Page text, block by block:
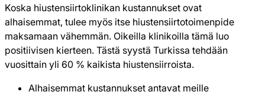
Koska hiustensiirtoklinikan kustannukset ovat
alhaisemmat, tulee myös itse hiustensiirtotoimenpide
maksamaan vähemmän. Oikeilla klinikoilla tämä luo
positiivisen kierteen. Tästä syystä Turkissa tehdään
vuosittain yli 60 % kaikista hiustensiirroista.
Alhaisemmat kustannukset antavat meille